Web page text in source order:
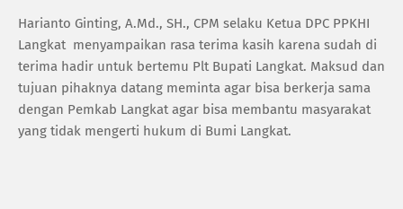
Harianto Ginting, A.Md., SH., CPM selaku Ketua DPC PPKHI
Langkat menyampaikan rasa terima kasih karena sudah di
terima hadir untuk bertemu Plt Bupati Langkat. Maksud dan
tujuan pihaknya datang meminta agar bisa berkerja sama
dengan Pemkab Langkat agar bisa membantu masyarakat
yang tidak mengerti hukum di Bumi Langkat.